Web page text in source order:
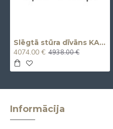
Slēgtā stūra dīvāns KARIN (Standard Corner 2seater)
4074.00 € 4938.00 €
Informācija